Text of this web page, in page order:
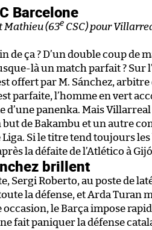
Barcelone
Mathieu (63e CSC) pour
de ça ? D’un double coup de
là un match parfait ? Sur
offert par M. Sánchez,
parfaite, l’homme en vert
d’une panenka. Mais
de Bakambu et un autre
Si le titre tend toujours
la défaite de l’Atlético à
brillent
Sergi Roberto, au poste de
la défense, et Arda Turan
le Barça impose
fait paniquer la défense